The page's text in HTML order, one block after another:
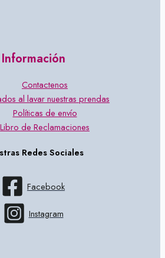
Información
Contactenos
al lavar nuestras prendas
Políticas de envío
Libro de Reclamaciones
Redes Sociales
Facebook
Instagram